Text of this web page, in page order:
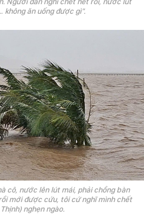
không ăn uống được gì".
cô, nước lên lút mái, phải chồng bàn
mới được cứu, tôi cứ nghĩ mình chết
nghẹn ngào.